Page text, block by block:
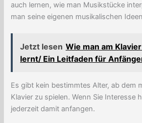
auch lernen, wie man Musikstücke
man seine eigenen musikalischen
Jetzt lesen Wie man am
lernt/ Ein Leitfaden für
Es gibt kein bestimmtes Alter, ab dem
Klavier zu spielen. Wenn Sie Interesse
jederzeit damit anfangen.